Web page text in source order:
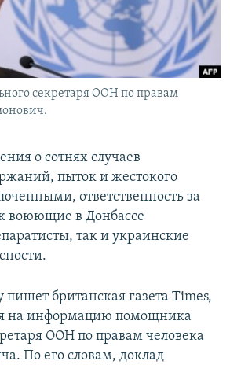
секретаря ООН по правам
о сотнях случаев
пыток и жестокого
ответственность за
воюющие в Донбассе
так и украинские
пишет британская газета Times,
на информацию помощника
ООН по правам человека
По его словам, доклад